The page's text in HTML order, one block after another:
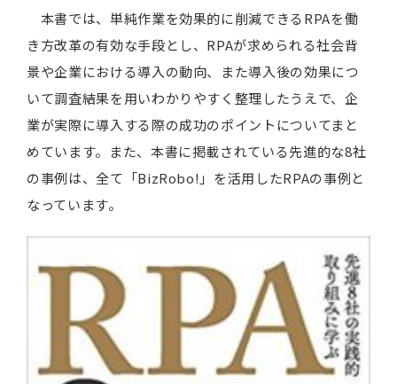
本書では、単純作業を効果的に削減できるRPAを働
き方改革の有効な手段とし、RPAが求められる社会背
景や企業における導入の動向、また導入後の効果につ
いて調査結果を用いわかりやすく整理したうえで、企
業が実際に導入する際の成功のポイントについてまと
めています。また、本書に掲載されている先進的な8社
の事例は、全て「BizRobo!」を活用したRPAの事例と
なっています。